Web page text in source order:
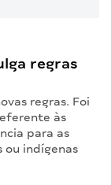
regras
regras. Foi
às
para as
ou indígenas